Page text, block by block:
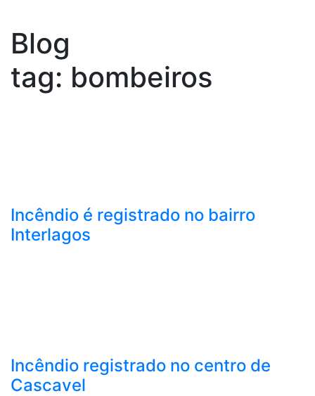
Blog
tag: bombeiros
Incêndio é registrado no bairro
Interlagos
Incêndio registrado no centro de
Cascavel